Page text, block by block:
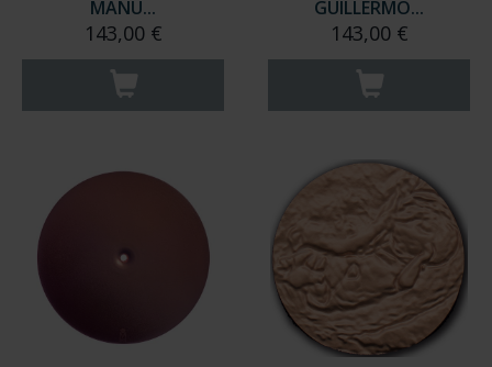
MANU...
143,00 €
GUILLERMO...
143,00 €